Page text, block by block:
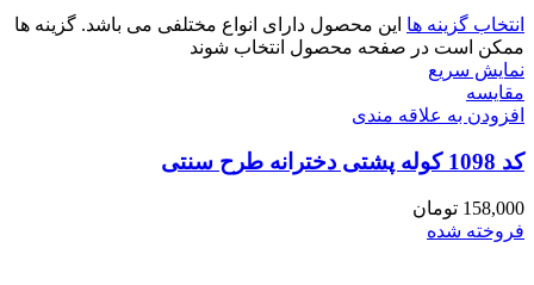
انتخاب گزینه ها این محصول دارای انواع مختلفی می باشد. گزینه ها
ممکن است در صفحه محصول انتخاب شوند
نمایش سریع
مقايسه
افزودن به علاقه مندی
کد 1098 کوله پشتی دخترانه طرح سنتی
158,000 تومان
فروخته شده